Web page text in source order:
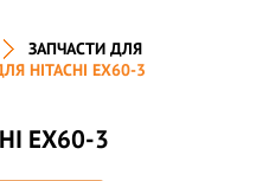
ЗАПЧАСТИ ДЛЯ
HITACHI EX60-3
EX60-3